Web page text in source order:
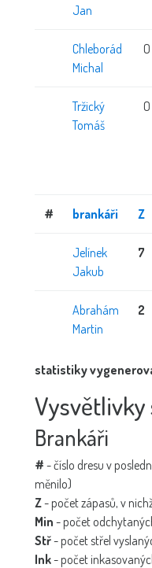
Jan
Chleborád
Michal
O
Tržický
Tomáš
O
# brankáři Z
Jelínek
Jakub
7
Abrahám
Martin
2
statistiky
Vysvětlivky
Brankáři
# - číslo dresu v
měnilo)
Z- počet zápasů, v
Min - počet
Stř- počet střel
Ink- počet